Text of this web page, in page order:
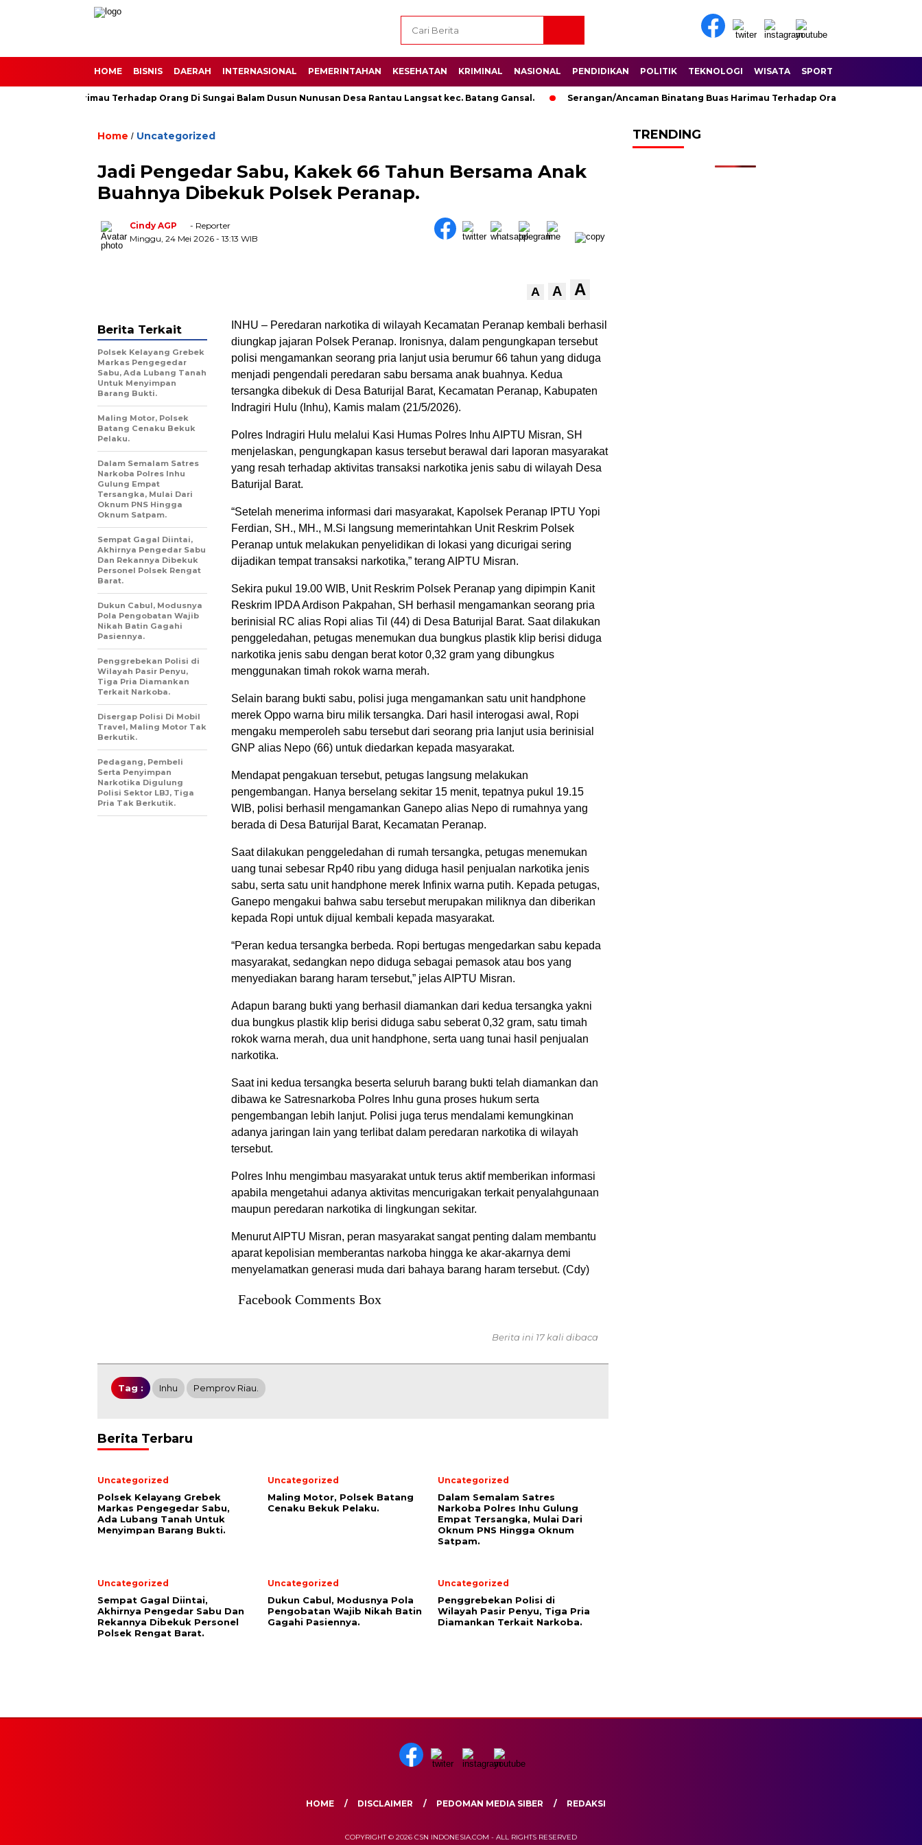
HOME BISNIS DAERAH INTERNASIONAL PEMERINTAHAN KESEHATAN KRIMINAL NASIONAL PENDIDIKAN POLITIK TEKNOLOGI WISATA SPORT
Buas Harimau Terhadap Orang Di Sungai Balam Dusun Nunusan Desa Rantau Langsat kec. Batang Gansal. Serangan/Ancaman Binatang Buas Harimau Terhadap Orang Di Sungai Balam
Home / Uncategorized
Jadi Pengedar Sabu, Kakek 66 Tahun Bersama Anak
Buahnya Dibekuk Polsek Peranap.
Cindy AGP
- Reporter
Minggu, 24 Mei 2026 - 13:13 WIB
A A A
INHU – Peredaran narkotika di wilayah Kecamatan Peranap kembali berhasil
diungkap jajaran Polsek Peranap. Ironisnya, dalam pengungkapan tersebut
polisi mengamankan seorang pria lanjut usia berumur 66 tahun yang diduga
menjadi pengendali peredaran sabu bersama anak buahnya. Kedua
tersangka dibekuk di Desa Baturijal Barat, Kecamatan Peranap, Kabupaten
Indragiri Hulu (Inhu), Kamis malam (21/5/2026).
Polres Indragiri Hulu melalui Kasi Humas Polres Inhu AIPTU Misran, SH
menjelaskan, pengungkapan kasus tersebut berawal dari laporan masyarakat
yang resah terhadap aktivitas transaksi narkotika jenis sabu di wilayah Desa
Baturijal Barat.
“Setelah menerima informasi dari masyarakat, Kapolsek Peranap IPTU Yopi
Ferdian, SH., MH., M.Si langsung memerintahkan Unit Reskrim Polsek
Peranap untuk melakukan penyelidikan di lokasi yang dicurigai sering
dijadikan tempat transaksi narkotika,” terang AIPTU Misran.
Sekira pukul 19.00 WIB, Unit Reskrim Polsek Peranap yang dipimpin Kanit
Reskrim IPDA Ardison Pakpahan, SH berhasil mengamankan seorang pria
berinisial RC alias Ropi alias Til (44) di Desa Baturijal Barat. Saat dilakukan
penggeledahan, petugas menemukan dua bungkus plastik klip berisi diduga
narkotika jenis sabu dengan berat kotor 0,32 gram yang dibungkus
menggunakan timah rokok warna merah.
Selain barang bukti sabu, polisi juga mengamankan satu unit handphone
merek Oppo warna biru milik tersangka. Dari hasil interogasi awal, Ropi
mengaku memperoleh sabu tersebut dari seorang pria lanjut usia berinisial
GNP alias Nepo (66) untuk diedarkan kepada masyarakat.
Mendapat pengakuan tersebut, petugas langsung melakukan
pengembangan. Hanya berselang sekitar 15 menit, tepatnya pukul 19.15
WIB, polisi berhasil mengamankan Ganepo alias Nepo di rumahnya yang
berada di Desa Baturijal Barat, Kecamatan Peranap.
Saat dilakukan penggeledahan di rumah tersangka, petugas menemukan
uang tunai sebesar Rp40 ribu yang diduga hasil penjualan narkotika jenis
sabu, serta satu unit handphone merek Infinix warna putih. Kepada petugas,
Ganepo mengakui bahwa sabu tersebut merupakan miliknya dan diberikan
kepada Ropi untuk dijual kembali kepada masyarakat.
“Peran kedua tersangka berbeda. Ropi bertugas mengedarkan sabu kepada
masyarakat, sedangkan nepo diduga sebagai pemasok atau bos yang
menyediakan barang haram tersebut,” jelas AIPTU Misran.
Adapun barang bukti yang berhasil diamankan dari kedua tersangka yakni
dua bungkus plastik klip berisi diduga sabu seberat 0,32 gram, satu timah
rokok warna merah, dua unit handphone, serta uang tunai hasil penjualan
narkotika.
Saat ini kedua tersangka beserta seluruh barang bukti telah diamankan dan
dibawa ke Satresnarkoba Polres Inhu guna proses hukum serta
pengembangan lebih lanjut. Polisi juga terus mendalami kemungkinan
adanya jaringan lain yang terlibat dalam peredaran narkotika di wilayah
tersebut.
Polres Inhu mengimbau masyarakat untuk terus aktif memberikan informasi
apabila mengetahui adanya aktivitas mencurigakan terkait penyalahgunaan
maupun peredaran narkotika di lingkungan sekitar.
Menurut AIPTU Misran, peran masyarakat sangat penting dalam membantu
aparat kepolisian memberantas narkoba hingga ke akar-akarnya demi
menyelamatkan generasi muda dari bahaya barang haram tersebut. (Cdy)
Facebook Comments Box
Berita Terkait
Polsek Kelayang Grebek
Markas Pengegedar
Sabu, Ada Lubang Tanah
Untuk Menyimpan
Barang Bukti.
Maling Motor, Polsek
Batang Cenaku Bekuk
Pelaku.
Dalam Semalam Satres
Narkoba Polres Inhu
Gulung Empat
Tersangka, Mulai Dari
Oknum PNS Hingga
Oknum Satpam.
Sempat Gagal Diintai,
Akhirnya Pengedar Sabu
Dan Rekannya Dibekuk
Personel Polsek Rengat
Barat.
Dukun Cabul, Modusnya
Pola Pengobatan Wajib
Nikah Batin Gagahi
Pasiennya.
Penggrebekan Polisi di
Wilayah Pasir Penyu,
Tiga Pria Diamankan
Terkait Narkoba.
Disergap Polisi Di Mobil
Travel, Maling Motor Tak
Berkutik.
Pedagang, Pembeli
Serta Penyimpan
Narkotika Digulung
Polisi Sektor LBJ, Tiga
Pria Tak Berkutik.
Berita ini 17 kali dibaca
Tag : Inhu Pemprov Riau.
Berita Terbaru
Uncategorized
Polsek Kelayang Grebek
Markas Pengegedar Sabu,
Ada Lubang Tanah Untuk
Menyimpan Barang Bukti.
Uncategorized
Maling Motor, Polsek Batang
Cenaku Bekuk Pelaku.
Uncategorized
Dalam Semalam Satres
Narkoba Polres Inhu Gulung
Empat Tersangka, Mulai Dari
Oknum PNS Hingga Oknum
Satpam.
Uncategorized
Sempat Gagal Diintai,
Akhirnya Pengedar Sabu Dan
Rekannya Dibekuk Personel
Polsek Rengat Barat.
Uncategorized
Dukun Cabul, Modusnya Pola
Pengobatan Wajib Nikah Batin
Gagahi Pasiennya.
Uncategorized
Penggrebekan Polisi di
Wilayah Pasir Penyu, Tiga Pria
Diamankan Terkait Narkoba.
TRENDING
HOME DISCLAIMER PEDOMAN MEDIA SIBER REDAKSI
COPYRIGHT © 2026 CSN INDONESIA.COM - ALL RIGHTS RESERVED